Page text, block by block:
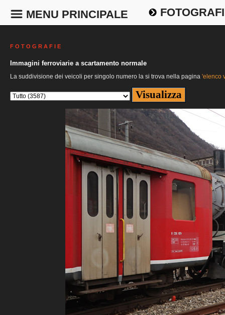
MENU PRINCIPALE
F O T O G R A F I E
Immagini ferroviarie a scartamento normale
La suddivisione dei veicoli per singolo numero la si trova nella pagina 'elenco